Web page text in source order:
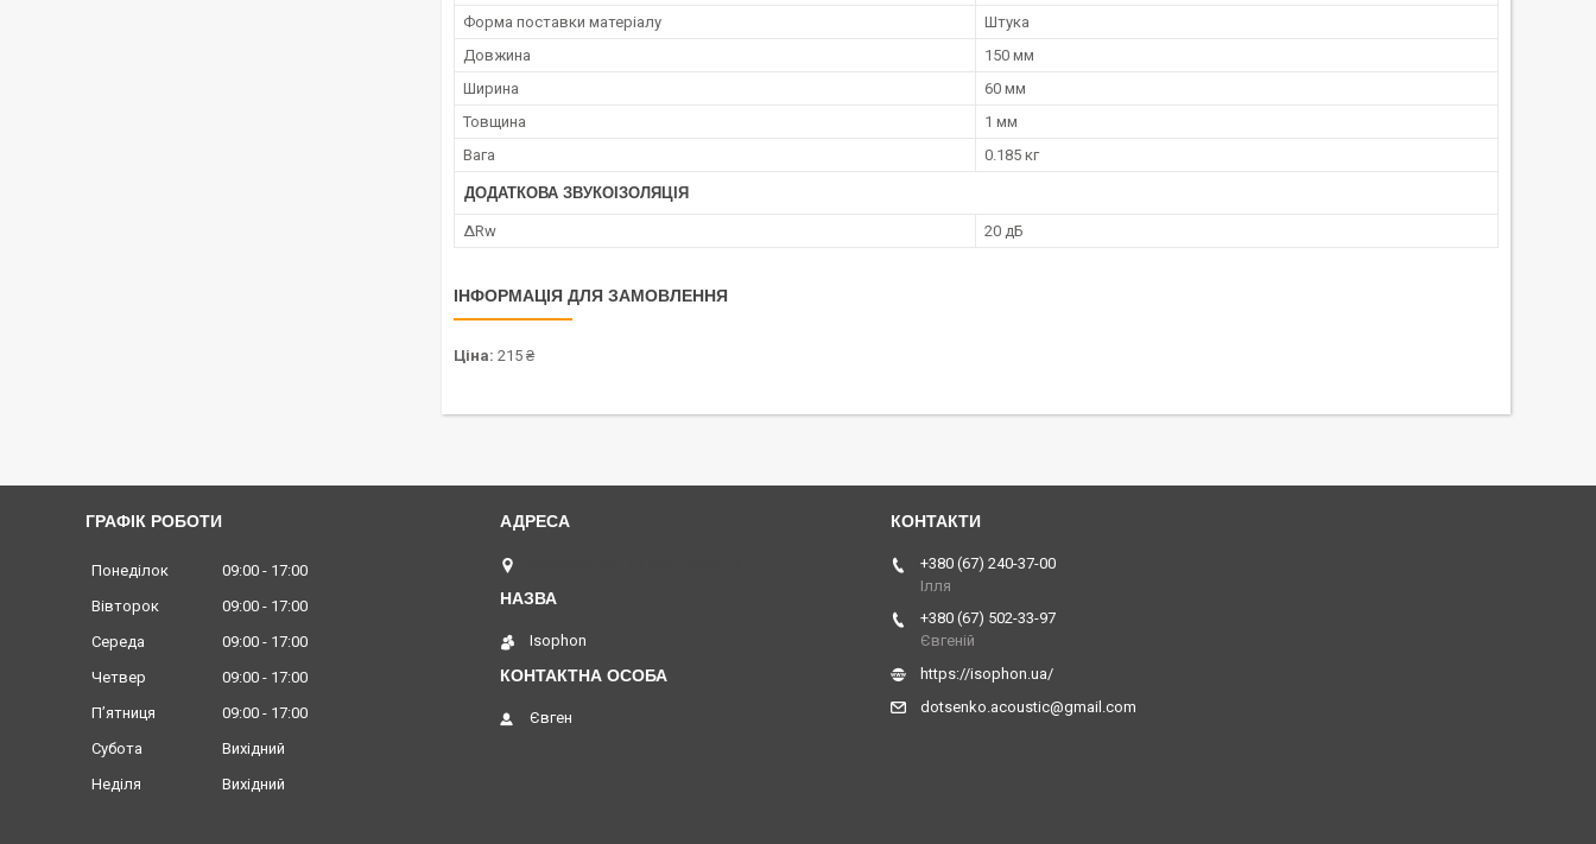
Форма поставки матеріалу
Штука
Довжина
150 мм
Ширина
60 мм
Товщина
1 мм
Вага
0.185 кг
ДОДАТКОВА ЗВУКОІЗОЛЯЦІЯ
ΔRw 20 дБ
ІНФОРМАЦІЯ ДЛЯ ЗАМОВЛЕННЯ
Ціна: 215 ₴
ГРАФІК РОБОТИ
Понеділок 09:00
17:00
Вівторок
09:00
17:00
Середа
09:00
17:00
Четвер
09:00
17:00
Пʼятниця
09:00
17:00
Субота
Вихідний
Неділя
Вихідний
Isophon
Євген
+380 (67) 240-37-00
Ілля
+380 (67) 502-33-97
Євгеній
https://isophon.ua/
dotsenko.acoustic@gmail.com